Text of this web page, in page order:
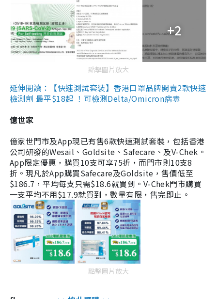
+2
點擊圖片放大
延伸閱讀：【快速測試套裝】香港口罩品牌開賣2款快速
檢測劑 最平$18起 ！可檢測Delta/Omicron病毒
億世家
億家世門市及App現已有售6款快速測試套裝，包括香港
公司研發的Wesail、Goldsite、Safecare、及V-Chek。
App限定優惠，購買10支可享75折，而門市則10支8
折。現凡於App購買Safecare及Goldsite，售價低至
$186.7，平均每支只需$18.6就買到。V-Chek門市購買
一支平均不用$17.9就買到，數量有限，售完即止。
點擊圖片放大